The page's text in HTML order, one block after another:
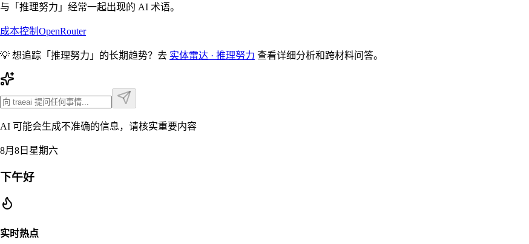
与「 推理努力 」经常一起出现的 AI 术语。
成本控制 OpenRouter
💡 想追踪「 推理努力 」的长期趋势？去 实体雷达 · 推理努力 查看详细分析和跨材料问答。
AI 可能会生成不准确的信息，请核实重要内容
8月8日星期六
下午好
实时热点